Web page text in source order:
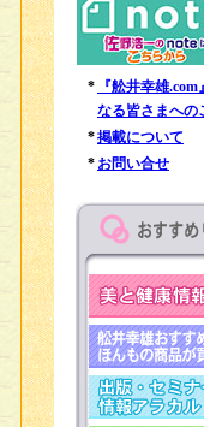
*
『舩井幸雄
なる皆さまへの
*掲載について
* お問い合せ